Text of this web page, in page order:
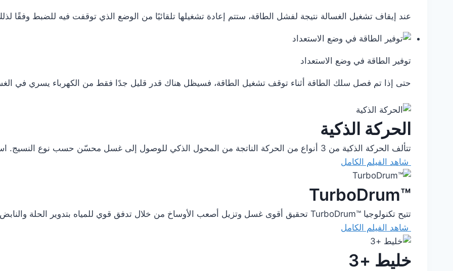
عند إيقاف تشغيل الغسالة نتيجة لفشل الطاقة، ستتم إعادة تشغيلها تلقائيًا من الوضع الذي توقفت فيه للضبط وفقًا
توفير الطاقة في وضع الاستعداد
حتى إذا تم فصل سلك الطاقة أثناء توقف تشغيل الطاقة، فسيظل هناك قدر قليل جدًا فقط من الكهرباء يسري في
الحركة الذكية
تتألف الحركة الذكية من 3 أنواع من الحركة الناتجة من المحول الذكي للوصول إلى غسل محسّن حسب نوع النسيج. استمتعي بتشكيلة رائعة للحصول على عناية أفضل.
شاهد الفيلم الكامل
TurboDrum™‎
تتيح تكنولوجيا TurboDrum™‎ تحقيق أقوى غسل وتزيل أصعب الأوساخ من خلال تدفق قوي للمياه بتدوير الحلة والنابض في الاتجاه المعاكس.
شاهد الفيلم الكامل
خليط +3